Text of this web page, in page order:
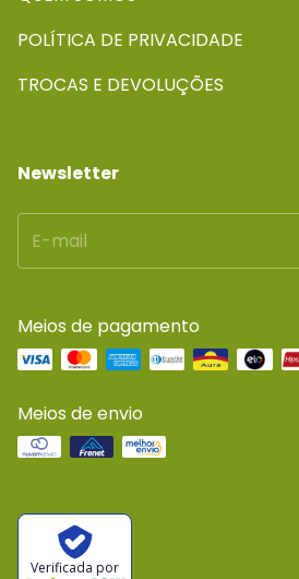
POLÍTICA DE PRIVACIDADE
TROCAS E DEVOLUÇÕES
Newsletter
Meios de pagamento
Meios de envio
Verificada por